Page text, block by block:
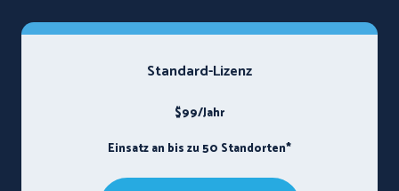
Standard-Lizenz
$99/Jahr
Einsatz an bis zu 50 Standorten*